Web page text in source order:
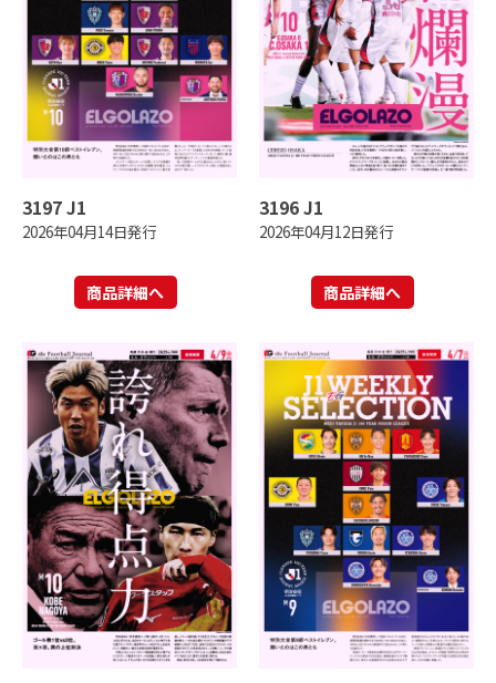
3197 J1
2026年04月14日発行
商品詳細へ
3196 J1
2026年04月12日発行
商品詳細へ